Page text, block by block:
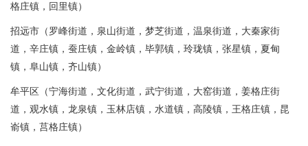
格庄镇，回里镇）
招远市（罗峰街道，泉山街道，梦芝街道，温泉街道，大秦家街
道，辛庄镇，蚕庄镇，金岭镇，毕郭镇，玲珑镇，张星镇，夏甸
镇，阜山镇，齐山镇）
牟平区（宁海街道，文化街道，武宁街道，大窑街道，姜格庄街
道，观水镇，龙泉镇，玉林店镇，水道镇，高陵镇，王格庄镇，昆
嵛镇，莒格庄镇）